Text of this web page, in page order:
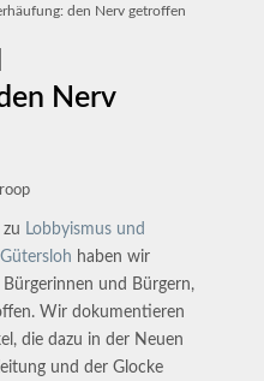
den Nerv getroffen
Nerv
Lobbyismus und
haben wir
und Bürgern,
Wir dokumentieren
die dazu in der Neuen
und der Glocke